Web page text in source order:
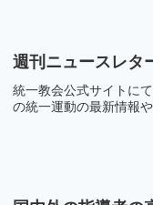
週刊ニュースレタ
統一教会公式サイトに
の統一運動の最新情報